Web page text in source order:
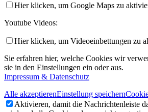
Hier klicken, um Google Maps zu
Youtube Videos:
Hier klicken, um Videoeinbettungen zu
Sie erfahren hier, welche Cookies wir
sie in den Einstellungen ein oder aus.
Impressum & Datenschutz
Alle akzeptierenEinstellung speichern
Aktivieren, damit die Nachrichtenleiste